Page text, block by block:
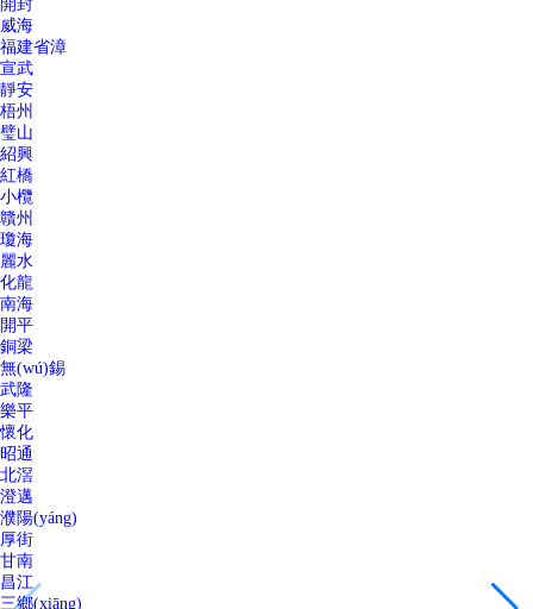
開封
威海
福建省漳
宣武
靜安
梧州
璧山
紹興
紅橋
小欖
贛州
瓊海
麗水
化龍
南海
開平
銅梁
無(wú)錫
武隆
樂平
懷化
昭通
北滘
澄邁
濮陽(yáng)
厚街
甘南
昌江
三鄉(xiāng)